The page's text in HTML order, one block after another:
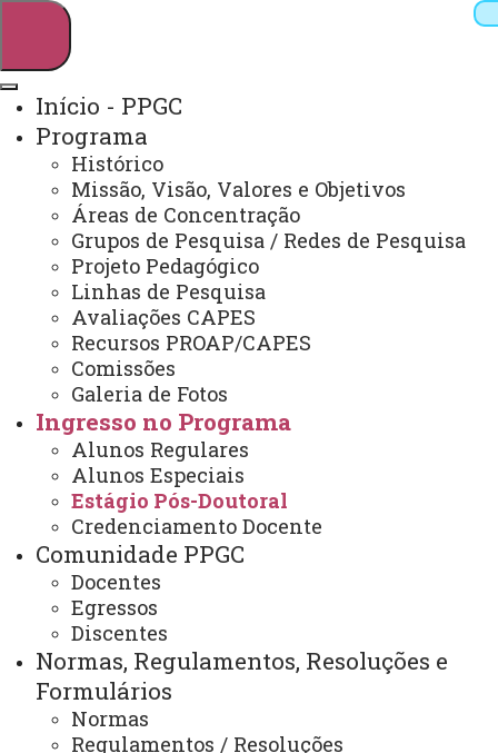
Webmail Sistemas
Telefones
Arquivo Virtual
Campus
Início - PPGC
Programa
Histórico
Missão, Visão, Valores e Objetivos
Áreas de Concentração
Grupos de Pesquisa / Redes de Pesquisa
Projeto Pedagógico
Linhas de Pesquisa
Avaliações CAPES
Recursos PROAP/CAPES
Comissões
Galeria de Fotos
Ingresso no Programa
Alunos Regulares
Alunos Especiais
Estágio Pós-Doutoral
Credenciamento Docente
Comunidade PPGC
Docentes
Egressos
Discentes
Normas, Regulamentos, Resoluções e
Formulários
Normas
Regulamentos / Resoluções
Mestrado em Contabilidade
Estágio Pós-Doutoral
ESTÁGIO PÓS-DOUTORAL,
NA CATEGORIA DE PÓS-
DOUTORADO VOLUNTÁRIO (SEM